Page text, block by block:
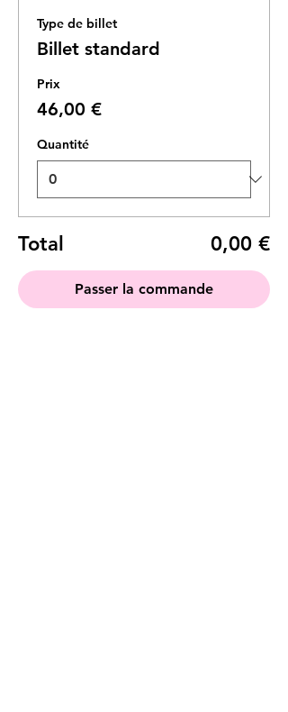
Type de billet
Billet standard
Prix
46,00 €
Quantité
Total 0,00 €
Passer la commande